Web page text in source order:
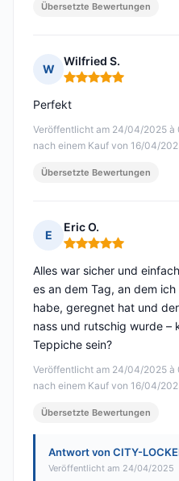
Übersetzte Bewertungen
W
Wilfried S.
Hinweis: 5 von 5
Veröffentlicht am 24/04/2025 à
nach einem Kauf von 16/04/
Perfekt
Übersetzte Bewertungen
E
Eric O.
Hinweis: 5 von 5
Veröffentlicht am 24/04/2025 à
nach einem Kauf von 16/04/
Alles war sicher und
es an dem Tag, an dem
habe, geregnet hat und
nass und rutschig wurde –
Teppiche sein?
Übersetzte Bewertungen
Antwort von CITY-
Veröffentlicht am 24/04/2025